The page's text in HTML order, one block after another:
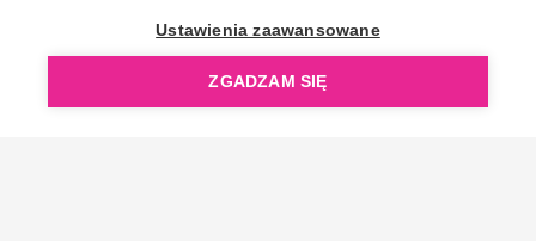
Ustawienia zaawansowane
ZGADZAM SIĘ
OpenGift jest częścią ReflectGroup.